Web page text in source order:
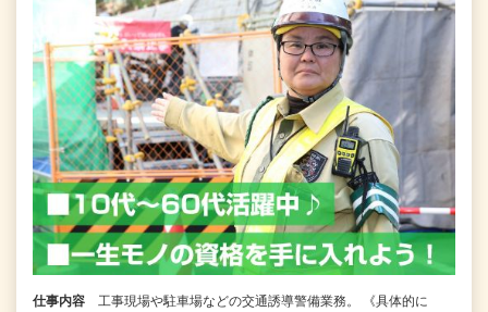
仕事内容
工事現場や駐車場などの交通誘導警備業務。 《具体的に